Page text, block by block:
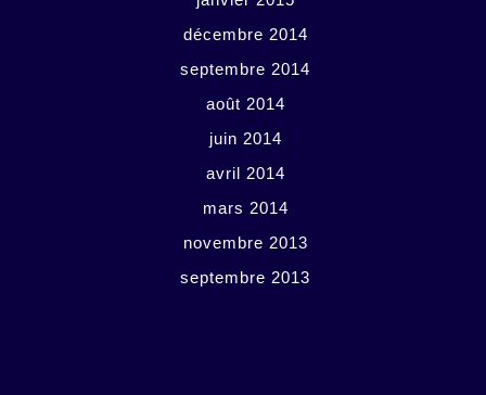
décembre 2014
septembre 2014
août 2014
juin 2014
avril 2014
mars 2014
novembre 2013
septembre 2013